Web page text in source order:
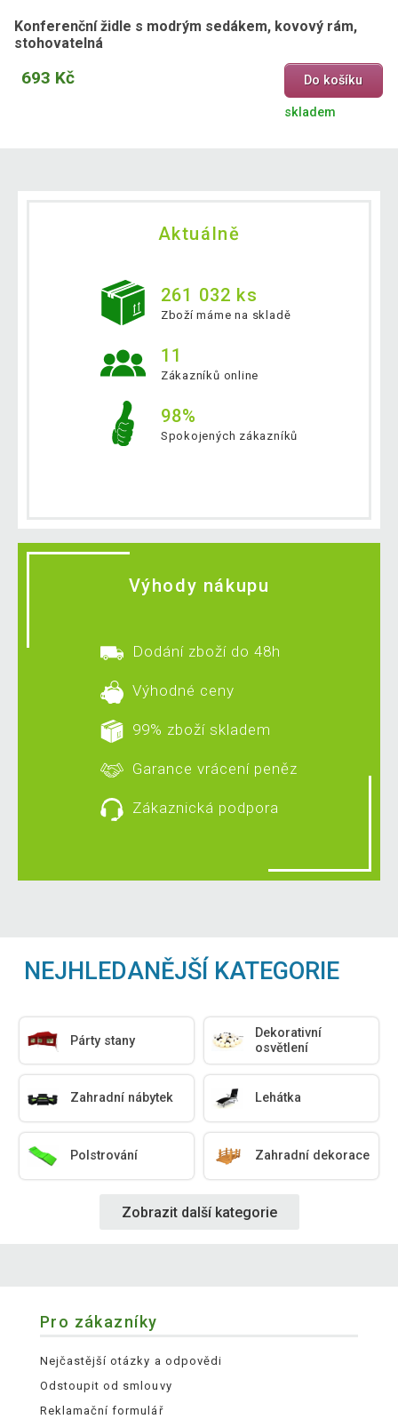
Konferenční židle s modrým sedákem, kovový rám,
stohovatelná
693 Kč Do košíku
skladem
Aktuálně
261 032 ks
Zboží máme na skladě
11
Zákazníků online
98%
Spokojených zákazníků
Výhody nákupu
Dodání zboží do 48h
Výhodné ceny
99% zboží skladem
Garance vrácení peněz
Zákaznická podpora
NEJHLEDANĚJŠÍ KATEGORIE
Párty stany
Dekorativní
osvětlení
Zahradní nábytek Lehátka
Polstrování Zahradní dekorace
Zobrazit další kategorie
Pro zákazníky
Nejčastější otázky a odpovědi
Odstoupit od smlouvy
Reklamační formulář